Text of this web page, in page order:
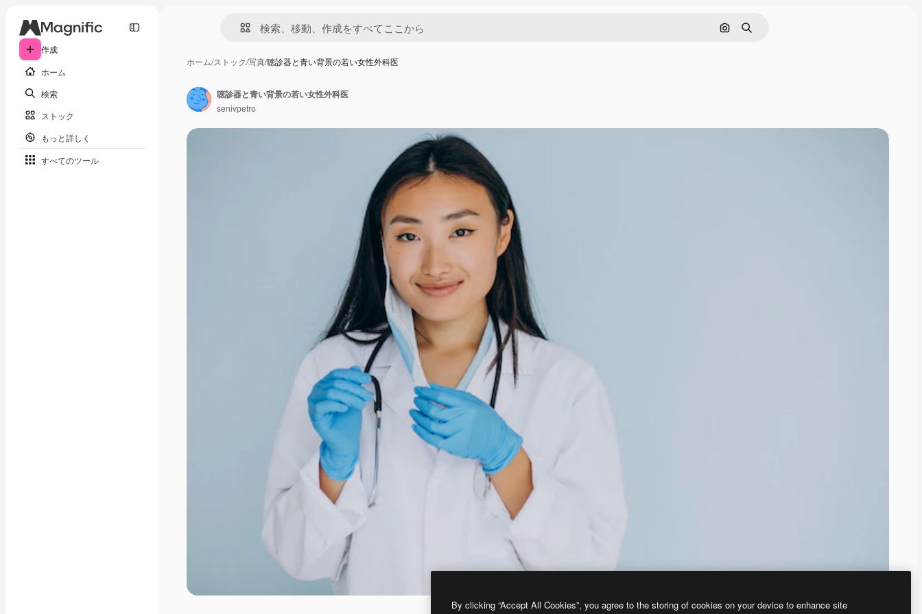
作成
ホーム
検索
ストック
もっと詳しく
すべてのツール
画像で検索
検索
ホーム/ストック/写真/聴診器と青い背景の若い女性外科医
聴診器と青い背景の若い女性外科医
senivpetro
By clicking “Accept All Cookies”, you agree to the storing of cookies on your device to enhance site